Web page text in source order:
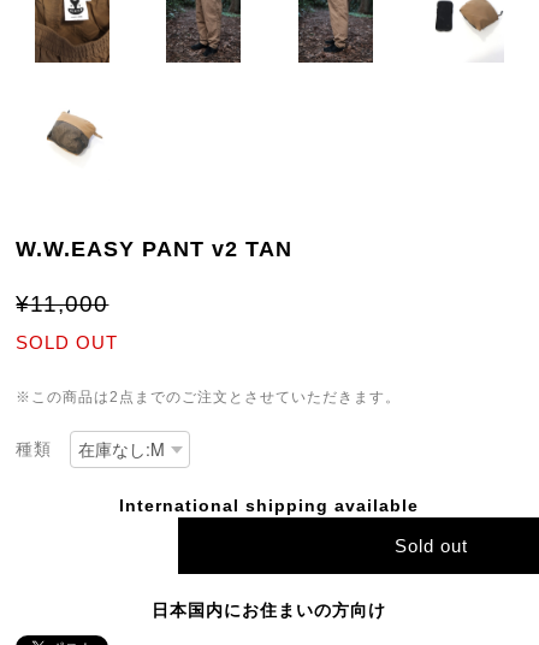
W.W.EASY PANT v2 TAN
¥11,000
SOLD OUT
※この商品は2点までのご注文とさせていただきます。
種類
International shipping available
Sold out
日本国内にお住まいの方向け